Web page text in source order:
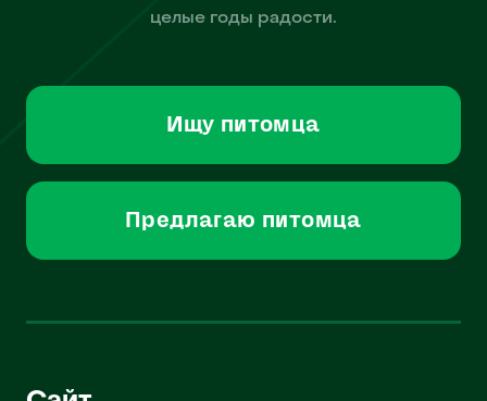
целые годы радости.
Ищу питомца
Предлагаю питомца